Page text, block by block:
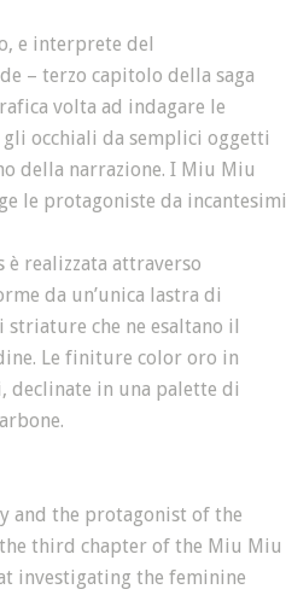
e interprete del
– terzo capitolo della saga
volta ad indagare le
occhiali da semplici oggetti
della narrazione. I Miu Miu
le protagoniste da incantesimi
è realizzata attraverso
da un’unica lastra di
che ne esaltano il
Le finiture color oro in
declinate in una palette di
and the protagonist of the
the third chapter of the Miu Miu
investigating the feminine